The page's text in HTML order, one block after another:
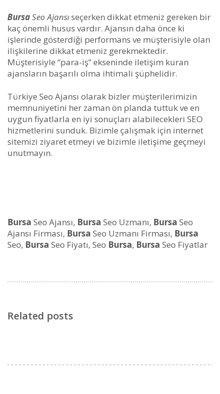
BursaSeo Ajansıseçerken dikkat etmeniz gereken bir
kaç önemli husus vardır. Ajansın daha önce ki
işlerinde gösterdiği performans ve müşterisiyle olan
ilişkilerine dikkat etmeniz gerekmektedir.
Müşterisiyle “para-iş” ekseninde iletişim kuran
ajansların başarılı olma ihtimali şüphelidir.
Türkiye Seo Ajansı olarak bizler müşterilerimizin
memnuniyetini her zaman ön planda tuttuk ve en
uygun fiyatlarla en iyi sonuçları alabilecekleri SEO
hizmetlerini sunduk. Bizimle çalışmak için internet
sitemizi ziyaret etmeyi ve bizimle iletişime geçmeyi
unutmayın.
Bursa Seo Ajansı, Bursa Seo Uzmanı, Bursa Seo
Ajansı Firması, Bursa Seo Uzmanı Firması, Bursa
Seo, Bursa Seo Fiyatı, Seo Bursa, Bursa Seo Fiyatlar
Related posts